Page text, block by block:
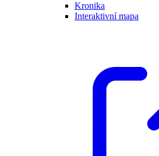
Kronika
Interaktivní mapa